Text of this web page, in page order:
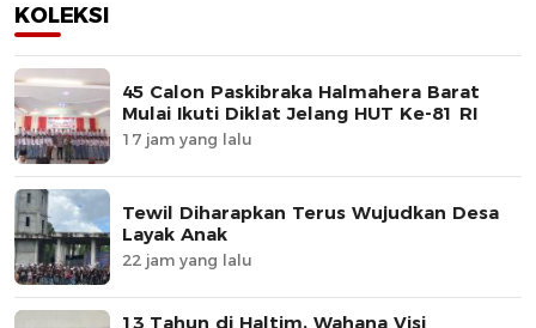
KOLEKSI
45 Calon Paskibraka Halmahera Barat
Mulai Ikuti Diklat Jelang HUT Ke-81 RI
17 jam yang lalu
Tewil Diharapkan Terus Wujudkan Desa
Layak Anak
22 jam yang lalu
13 Tahun di Haltim, Wahana Visi